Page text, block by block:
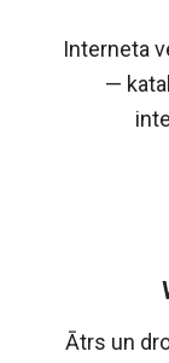
Interneta
—
Ātrs un